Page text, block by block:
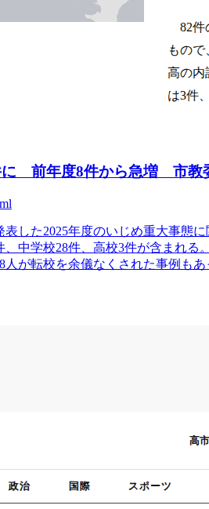
に 前年度8件から急増 市教
した2025年度のいじめ重大事態
中学校28件、高校3件が含まれ
人が転校を余儀なくされた事例も